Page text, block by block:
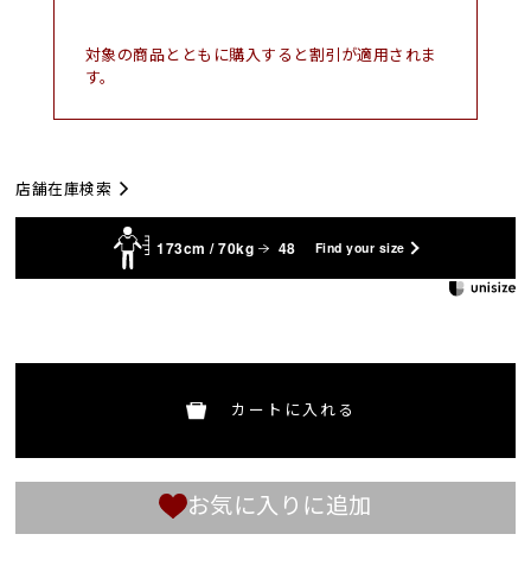
対象の商品とともに購入すると割引が適用されま
す。
店舗在庫検索
173cm / 70kg 48 Find your size
カートに入れる
お気に入りに追加